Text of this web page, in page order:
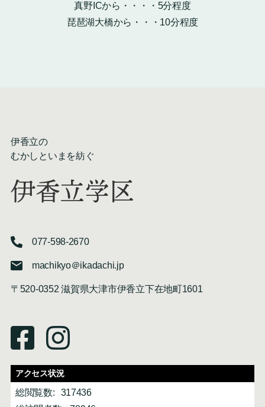
真野ICから・・・・5分程度
琵琶湖大橋から・・・10分程度
伊香立の
むかしといまを紡ぐ
伊香立学区
077-598-2670
machikyo＠ikadachi.jp
〒520-0352 滋賀県大津市伊香立下在地町1601
アクセス状況
総閲覧数:
317436